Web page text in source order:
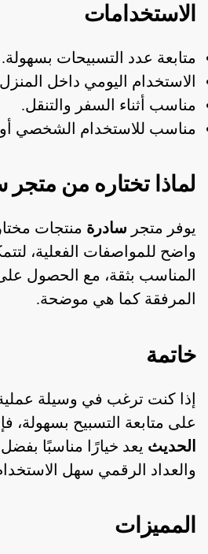
الاستخدامات
متابعة عدد التسبيحات بسهولة.
الاستخدام اليومي داخل
مناسب أثناء السفر والتنقل.
مناسب للاستخدام الشخصي أو
لماذا تختاره من متجر
يوفر متجر سادرة منتجات
واضح للمواصفات الفعلية،
المناسب بثقة، مع الحصول
المرفقة كما هي موضحة.
خاتمة
إذا كنت ترغب في وسيلة
على متابعة التسبيح بسهولة،
الحديث يعد خيارًا مناسبًا
والعداد الرقمي سهل
المميزات